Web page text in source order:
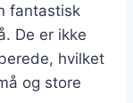
fantastisk
De er ikke
hvilket
og store